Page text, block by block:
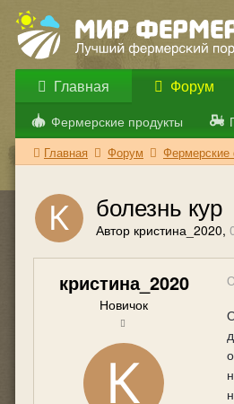
Главная Форум
Фермерские продукты
Главная Форум
болезнь кур
Автор кристина_2020,
кристина_2020
Новичок